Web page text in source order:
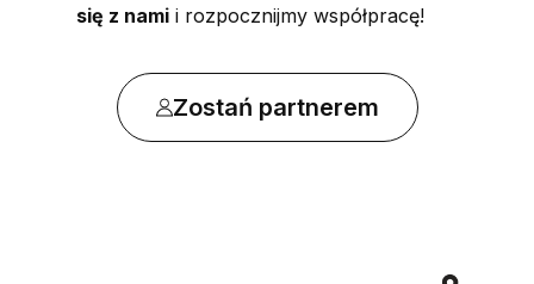
się z nami i rozpocznijmy współpracę!
Zostań partnerem